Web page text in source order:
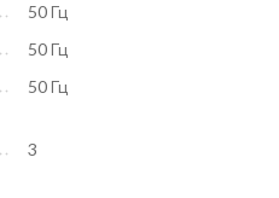
50 Гц
50 Гц
50 Гц
3